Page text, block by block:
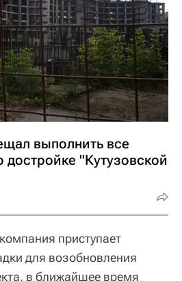
выполнить все
достройке "Кутузовской
приступает
для возобновления
в ближайшее время